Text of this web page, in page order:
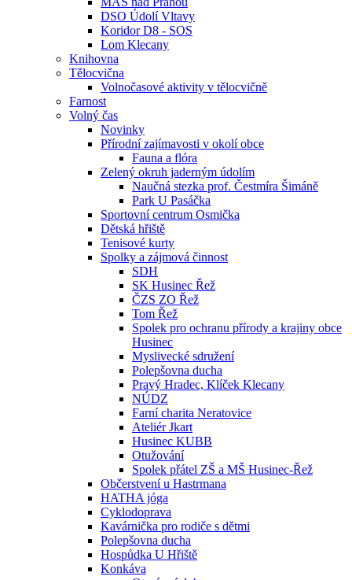
DSO Údolí Vltavy
Koridor D8 - SOS
Lom Klecany
Knihovna
Tělocvična
Volnočasové aktivity v tělocvičně
Farnost
Volný čas
Novinky
Přírodní zajímavosti v okolí obce
Fauna a flóra
Zelený okruh jaderným údolím
Naučná stezka prof. Čestmíra Šimáně
Park U Pasáčka
Sportovní centrum Osmička
Dětská hřiště
Tenisové kurty
Spolky a zájmová činnost
SDH
SK Husinec Řež
ČZS ZO Řež
Tom Řež
Spolek pro ochranu přírody a krajiny obce
Husinec
Myslivecké sdružení
Polepšovna ducha
Pravý Hradec, Klíček Klecany
NÚDZ
Farní charita Neratovice
Ateliér Jkart
Husinec KUBB
Otužování
Spolek přátel ZŠ a MŠ Husinec-Řež
Občerstvení u Hastrmana
HATHA jóga
Cyklodoprava
Kavárnička pro rodiče s dětmi
Polepšovna ducha
Hospůdka U Hřiště
Konkáva